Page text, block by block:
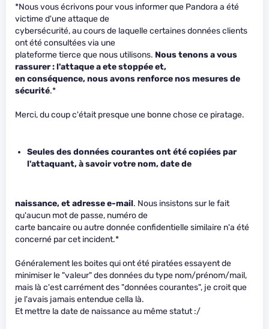
*Nous vous écrivons pour vous informer que Pandora a été
victime d'une attaque de
cybersécurité, au cours de laquelle certaines données clients
ont été consultées via une
plateforme tierce que nous utilisons. Nous tenons a vous
rassurer : l'attaque a ete stoppée et,
en conséquence, nous avons renforce nos mesures de
sécurité.*
Merci, du coup c'était presque une bonne chose ce piratage.
Seules des données courantes ont été copiées par
l'attaquant, à savoir votre nom, date de
naissance, et adresse e-mail. Nous insistons sur le fait
qu'aucun mot de passe, numéro de
carte bancaire ou autre donnée confidentielle similaire n'a été
concerné par cet incident.*
Généralement les boites qui ont été piratées essayent de
minimiser le "valeur" des données du type nom/prénom/mail,
mais là c'est carrément des "données courantes", je croit que
je l'avais jamais entendue cella là.
Et mettre la date de naissance au même statut :/